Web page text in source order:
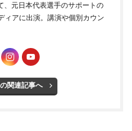
、元日本代表選手のサポートの
ィアに出演。講演や個別カウン
関連記事へ